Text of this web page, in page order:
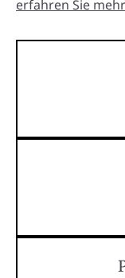
erfahren Sie